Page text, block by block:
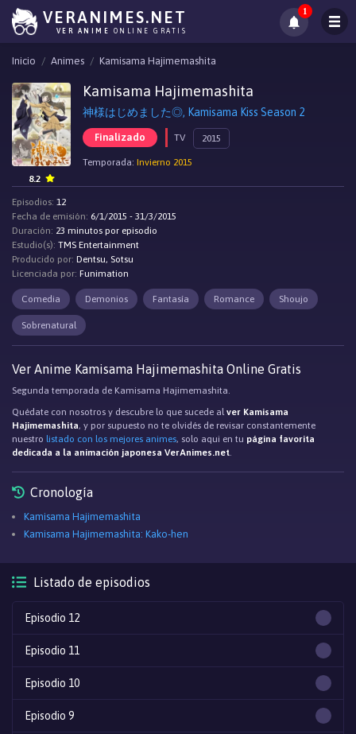
VERANIMES.NET
VER ANIME ONLINE GRATIS
1
Inicio Animes Kamisama Hajimemashita
Kamisama Hajimemashita
神様はじめました◎, Kamisama Kiss Season 2
Finalizado TV 2015
Temporada: Invierno 2015
8.2
Episodios: 12
Fecha de emisión: 6/1/2015 - 31/3/2015
Duración: 23 minutos por episodio
Estudio(s): TMS Entertainment
Producido por: Dentsu, Sotsu
Licenciada por: Funimation
Comedia Demonios Fantasía Romance Shoujo
Sobrenatural
Ver Anime Kamisama Hajimemashita Online Gratis
Segunda temporada de Kamisama Hajimemashita.
Quédate con nosotros y descubre lo que sucede alver Kamisama
Hajimemashita, y por supuesto no te olvidés de revisar constantemente
nuestro listado con los mejores animes, solo aqui en tu página favorita
dedicada a la animación japonesa VerAnimes.net.
Cronología
Kamisama Hajimemashita
Kamisama Hajimemashita: Kako-hen
Listado de episodios
Episodio 12
Episodio 11
Episodio 10
Episodio 9